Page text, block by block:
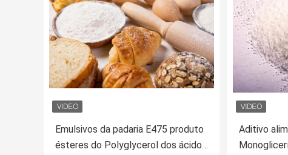
Emulsivos da padaria E475 produto
ésteres do Polyglycerol dos ácidos
Aditivo